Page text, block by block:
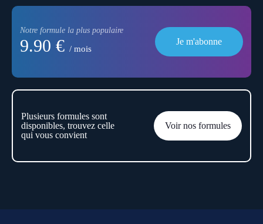
Notre formule la plus populaire
9.90 € / mois
Je m'abonne
Plusieurs formules sont
disponibles, trouvez celle
qui vous convient
Voir nos formules